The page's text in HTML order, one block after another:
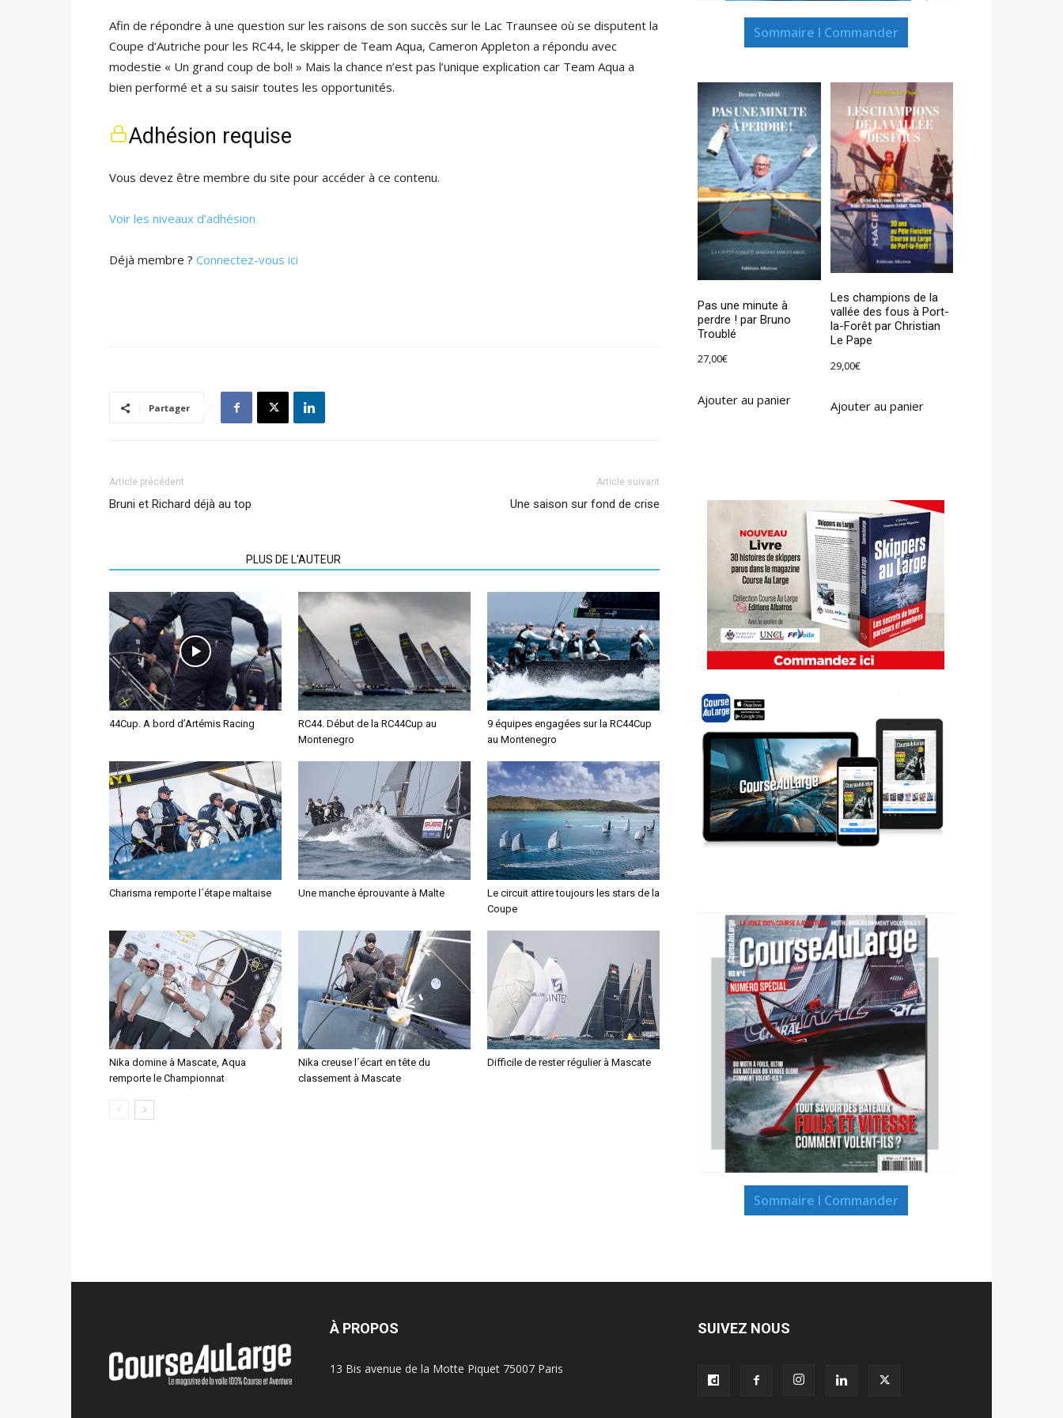
Afin de répondre à une question sur les raisons de son succès sur le Lac Traunsee où se disputent la
Coupe d’Autriche pour les RC44, le skipper de Team Aqua, Cameron Appleton a répondu avec
modestie « Un grand coup de bol! » Mais la chance n’est pas l’unique explication car Team Aqua a
bien performé et a su saisir toutes les opportunités.
Adhésion requise
Vous devez être membre du site pour accéder à ce contenu.
Voir les niveaux d’adhésion
Déjà membre ? Connectez-vous ici
Partager
Article précédent
Bruni et Richard déjà au top
Article suivant
Une saison sur fond de crise
PLUS DE L'AUTEUR
44Cup. A bord d’Artémis Racing
RC44. Début de la RC44Cup au
Montenegro
9 équipes engagées sur la RC44Cup
au Montenegro
Charisma remporte l´étape maltaise Une manche éprouvante à Malte
Le circuit attire toujours les stars de la
Coupe
Nika domine à Mascate, Aqua
remporte le Championnat
Nika creuse l´écart en tête du
classement à Mascate
Difficile de rester régulier à Mascate
Sommaire I Commander
Pas une minute à
perdre ! par Bruno
Troublé
27,00€
Ajouter au panier
Les champions de la
vallée des fous à Port-
la-Forêt par Christian
Le Pape
29,00€
Ajouter au panier
Sommaire I Commander
À PROPOS
13 Bis avenue de la Motte Piquet 75007 Paris
SUIVEZ NOUS